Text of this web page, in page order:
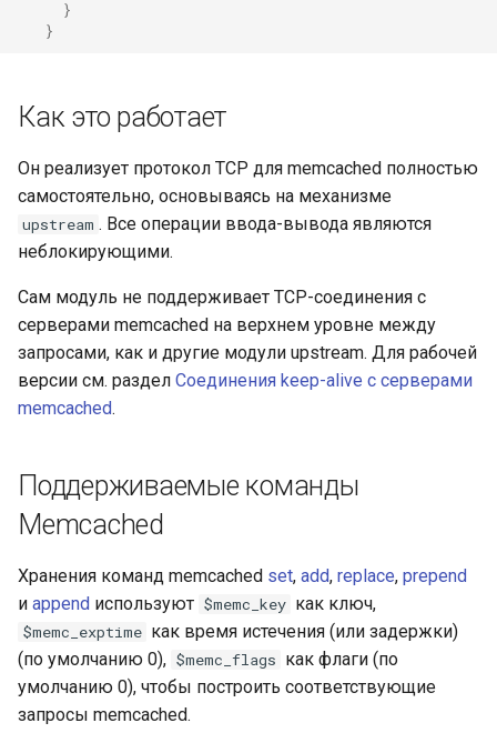
}
}
Как это работает
Он реализует протокол TCP для memcached полностью
самостоятельно, основываясь на механизме
upstream . Все операции ввода-вывода являются
неблокирующими.
Сам модуль не поддерживает TCP-соединения с
серверами memcached на верхнем уровне между
запросами, как и другие модули upstream. Для рабочей
версии см. раздел Соединения keep-alive с серверами
memcached.
Поддерживаемые команды
Memcached
Хранения команд memcached set, add, replace, prepend
и append используют $memc_key как ключ,
$memc_exptime как время истечения (или задержки)
(по умолчанию 0), $memc_flags как флаги (по
умолчанию 0), чтобы построить соответствующие
запросы memcached.